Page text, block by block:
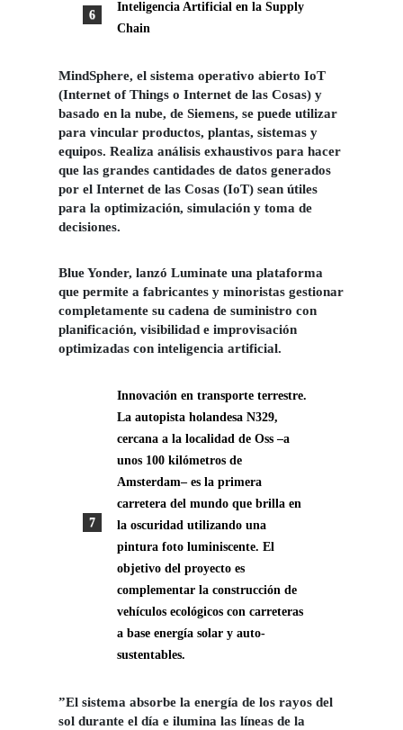
Inteligencia Artificial en la Supply
Chain
MindSphere, el sistema operativo abierto IoT
(Internet of Things o Internet de las Cosas) y
basado en la nube, de Siemens, se puede utilizar
para vincular productos, plantas, sistemas y
equipos. Realiza análisis exhaustivos para hacer
que las grandes cantidades de datos generados
por el Internet de las Cosas (IoT) sean útiles
para la optimización, simulación y toma de
decisiones.
Blue Yonder, lanzó Luminate una plataforma
que permite a fabricantes y minoristas gestionar
completamente su cadena de suministro con
planificación, visibilidad e improvisación
optimizadas con inteligencia artificial.
Innovación en transporte terrestre.
La autopista holandesa N329,
cercana a la localidad de Oss –a
unos 100 kilómetros de
Amsterdam– es la primera
carretera del mundo que brilla en
la oscuridad utilizando una
pintura foto luminiscente. El
objetivo del proyecto es
complementar la construcción de
vehículos ecológicos con carreteras
a base energía solar y auto-
sustentables.
”El sistema absorbe la energía de los rayos del
sol durante el día e ilumina las líneas de la